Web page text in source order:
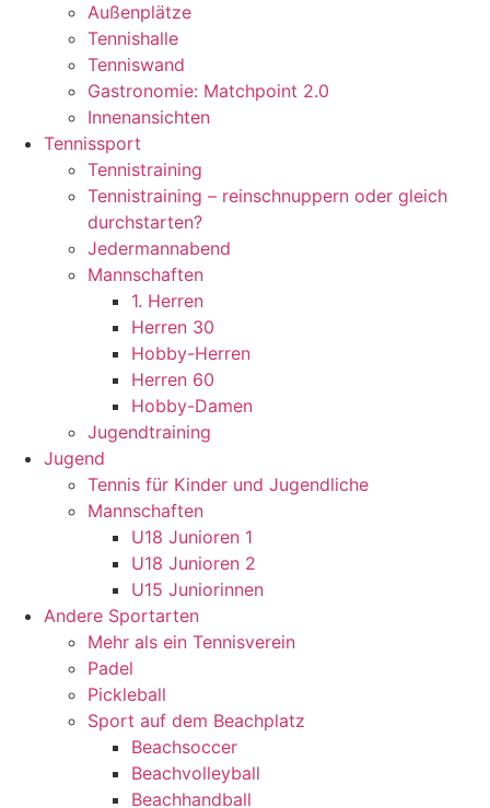
Außenplätze
Tennishalle
Tenniswand
Gastronomie: Matchpoint 2.0
Innenansichten
Tennissport
Tennistraining
Tennistraining – reinschnuppern oder gleich
durchstarten?
Jedermannabend
Mannschaften
1. Herren
Herren 30
Hobby-Herren
Herren 60
Hobby-Damen
Jugendtraining
Jugend
Tennis für Kinder und Jugendliche
Mannschaften
U18 Junioren 1
U18 Junioren 2
U15 Juniorinnen
Andere Sportarten
Mehr als ein Tennisverein
Padel
Pickleball
Sport auf dem Beachplatz
Beachsoccer
Beachvolleyball
Beachhandball